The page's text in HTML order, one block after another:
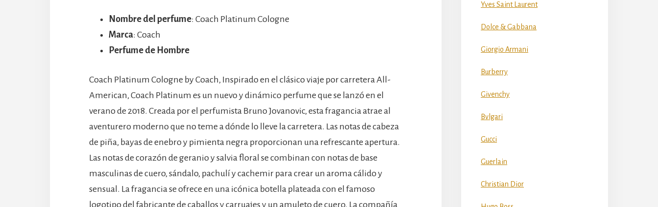
Nombre del perfume: Coach Platinum Cologne
Marca: Coach
Perfume de Hombre
Coach Platinum Cologne by Coach, Inspirado en el clásico viaje por carretera All-
American, Coach Platinum es un nuevo y dinámico perfume que se lanzó en el
verano de 2018. Creada por el perfumista Bruno Jovanovic, esta fragancia atrae al
aventurero moderno que no teme a dónde lo lleve la carretera. Las notas de cabeza
de piña, bayas de enebro y pimienta negra proporcionan una refrescante apertura.
Las notas de corazón de geranio y salvia floral se combinan con notas de base
masculinas de cuero, sándalo, pachulí y cachemir para crear un aroma cálido y
sensual. La fragancia se ofrece en una icónica botella plateada con el famoso
logotipo del fabricante de caballos y carruajes y un amuleto de cuero. La compañía
Yves Saint Laurent
Dolce & Gabbana
Giorgio Armani
Burberry
Givenchy
Bvlgari
Gucci
Guerlain
Christian Dior